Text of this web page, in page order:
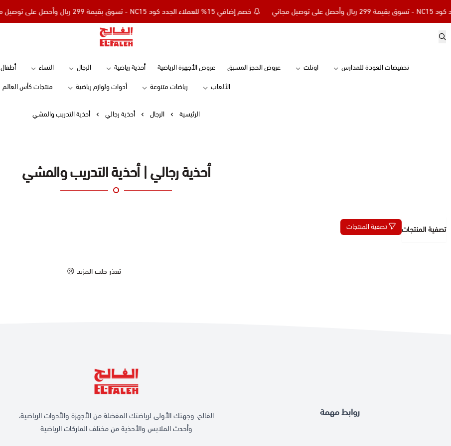
خصم إضافي 15% للعملاء الجدد كود NC15 - تسوق بقيمة 299 ريال وأحصل على توصيل مجاني
تخفيضات العودة للمدارس اوتلت عروض الحجز المسبق عروض الأجهزة الرياضية أحذية رياضية الرجال النساء أطفال
الألعاب
رياضات متنوعة أدوات ولوازم رياضية منتجات كأس العالم
الرئيسية الرجال أحذية رجالي أحذية التدريب والمشي
أحذية رجالي | أحذية التدريب والمشي
تصفية المنتجات تصفية المنتجات
تعذر جلب المزيد 😢
روابط مهمة
الفالح، وجهتك الأولى لرياضتك المفضلة من الأجهزة والأدوات الرياضية،
وأحدث الملابس والأحذية من مختلف الماركات الرياضية